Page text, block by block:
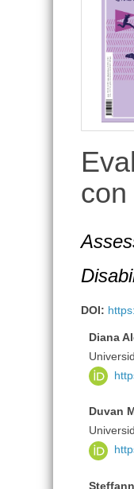
principal
Contenido
principal
DOI:
Diana
Duvan